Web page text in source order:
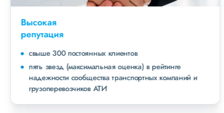
Высокая
репутация
свыше 300 постоянных клиентов
пять звезд (максимальная оценка) в рейтинге
надежности сообщества транспортных компаний и
грузоперевозчиков АТИ